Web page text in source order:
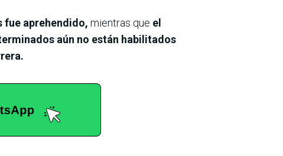
fue aprehendido, mientras que el
aún no están habilitados